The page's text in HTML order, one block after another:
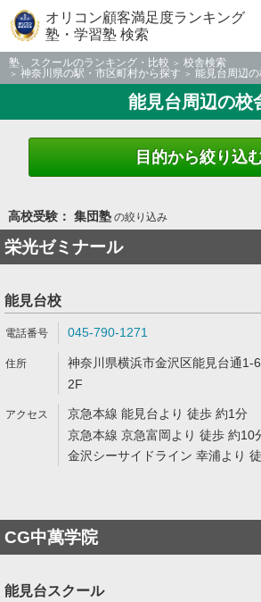
オリコン顧客満足度ランキング
塾・学習塾 検索
塾、スクールのランキング・比較
校舎検索
神奈川県の駅・市区町村から探す
能見台周辺
能見台周辺の校
目的から絞り込
高校受験： 集団塾の絞り込み
栄光ゼミナール
能見台校
045-790-1271
神奈川県横浜市金沢区能見台通1-
2F
京急本線 能見台より 徒歩 約1分
京急本線 京急富岡より 徒歩 約10
金沢シーサイドライン 幸浦より
CG中萬学院
能見台スクール